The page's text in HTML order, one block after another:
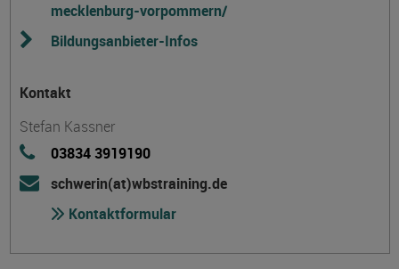
mecklenburg-vorpommern/
Bildungsanbieter-Infos
Kontakt
Stefan Kassner
03834 3919190
schwerin(at)wbstraining.de
Kontaktformular